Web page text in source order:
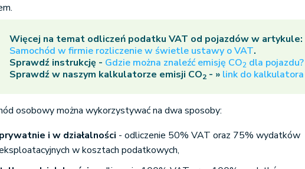
Więcej na temat odliczeń podatku VAT od pojazdów w artykule:
Samochód w firmie rozliczenie w świetle ustawy o VAT.
Sprawdź instrukcję - Gdzie można znaleźć emisję CO2 dla pojazdu?
Sprawdź w naszym kalkulatorze emisji CO2 - » link do kalkulatora
osobowy można wykorzystywać na dwa sposoby:
prywatnie i w działalności - odliczenie 50% VAT oraz 75% wydatków
w kosztach podatkowych,